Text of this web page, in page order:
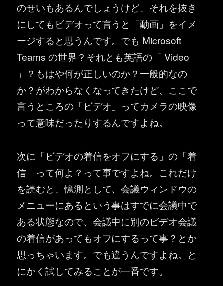
のせいもあるんでしょうけど、それを抜き
にしてもビデオって言うと「動画」をイメ
ージすると思うんです。でも Microsoft
Teams の世界？それとも英語の「 Video
」？もはや何が正しいのか？一般的なの
か？がわからなくなってきたけど、ここで
言うところの「ビデオ」ってカメラの映像
って意味だったりするんですよね。
次に「ビデオの着信をオフにする」の「着
信」って何よ？って事ですよね。これだけ
を読むと、憶測として、会議ウィンドウの
メニューにあるという事はすでに会議中で
ある状態なので、会議中に別のビデオ会議
の着信があってもオフにするって事？とか
思っちゃいます。でも違うんですよね。と
にかく試してみることが一番です。